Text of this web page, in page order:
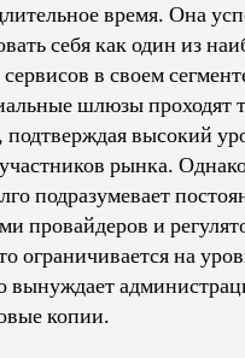
время. Она
себя как один из
в своем
шлюзы проходят
подтверждая высокий
рынка.
подразумевает
провайдеров и
ограничивается на
вынуждает
копии.